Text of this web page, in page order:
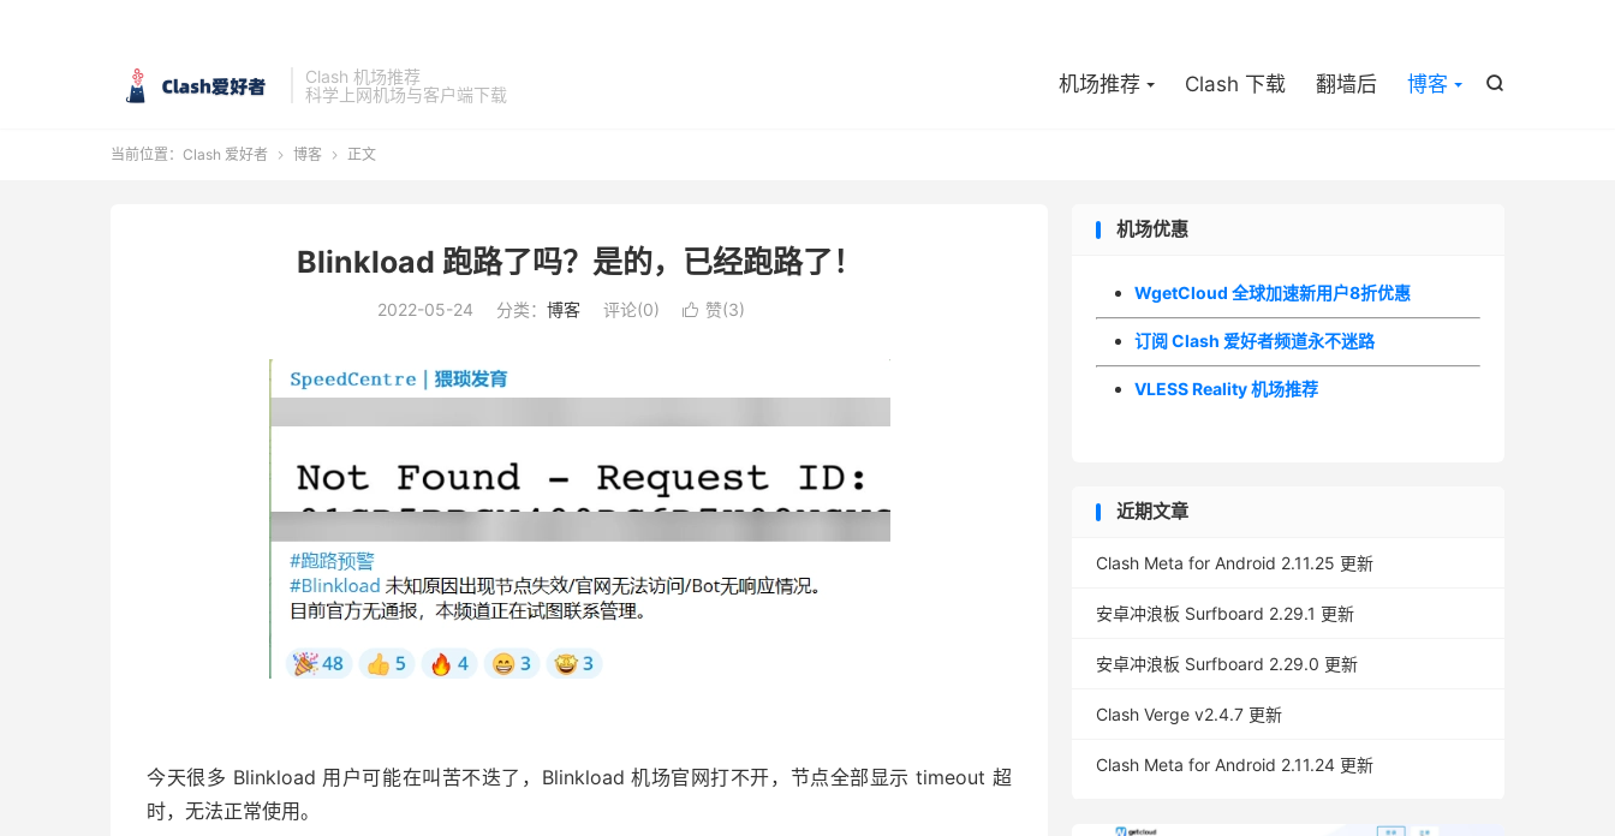
Clash 机场推荐
科学上网机场与客户端下载

机场推荐 Clash 下载 翻墙后 博客
当前位置： Clash 爱好者  博客  正文
Blinkload 跑路了吗？是的，已经跑路了！
2022-05-24 分类： 博客 评论(0)  赞(3)
今天很多 Blinkload 用户可能在叫苦不迭了，Blinkload 机场官网打不开，节点全部显示 timeout 超
时，无法正常使用。
机场优惠
WgetCloud 全球加速新用户8折优惠
订阅 Clash 爱好者频道永不迷路
VLESS Reality 机场推荐
近期文章
Clash Meta for Android 2.11.25 更新
安卓冲浪板 Surfboard 2.29.1 更新
安卓冲浪板 Surfboard 2.29.0 更新
Clash Verge v2.4.7 更新
Clash Meta for Android 2.11.24 更新